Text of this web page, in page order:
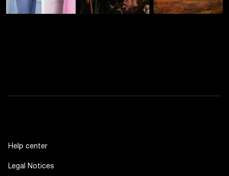
Help center
Legal Notices